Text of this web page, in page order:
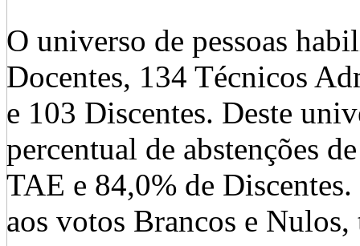
O universo de pessoas
Docentes, 134 Técnicos
e 103 Discentes. Deste
percentual de abstenções
TAE e 84,0% de
aos votos Brancos e